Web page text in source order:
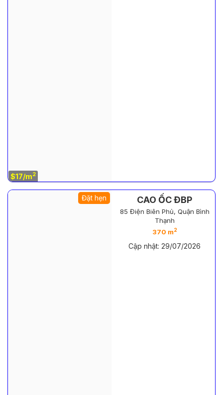
$17/m2
Đặt hẹn CAO ỐC ĐBP
85 Điện Biên Phủ, Quận Bình
Thạnh
370 m2
Cập nhật: 29/07/2026